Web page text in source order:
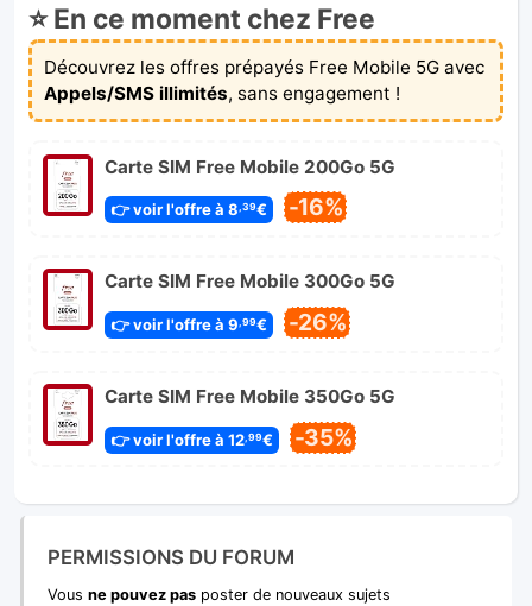
⭐ En ce moment chez Free
Découvrez les offres prépayés Free Mobile 5G avec
Appels/SMS illimités, sans engagement !
Carte SIM Free Mobile 200Go 5G
👉 voir l'offre à 8 ,39€ -16%
Carte SIM Free Mobile 300Go 5G
👉 voir l'offre à 9 ,99€ -26%
Carte SIM Free Mobile 350Go 5G
👉 voir l'offre à 12,99€ -35%
PERMISSIONS DU FORUM
Vous ne pouvez pas poster de nouveaux sujets